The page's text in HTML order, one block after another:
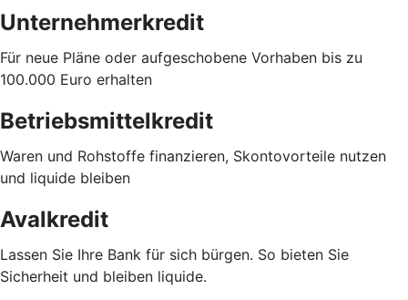
Unternehmerkredit
Für neue Pläne oder aufgeschobene Vorhaben bis zu
100.000 Euro erhalten
Betriebsmittelkredit
Waren und Rohstoffe finanzieren, Skontovorteile nutzen
und liquide bleiben
Avalkredit
Lassen Sie Ihre Bank für sich bürgen. So bieten Sie
Sicherheit und bleiben liquide.